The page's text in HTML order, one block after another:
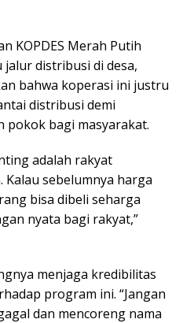
KOPDES Merah Putih
distribusi di desa,
bahwa koperasi ini justru
distribusi demi
pokok bagi masyarakat.
adalah rakyat
sebelumnya harga
bisa dibeli seharga
nyata bagi rakyat,”
menjaga kredibilitas
program ini. “Jangan
dan mencoreng nama